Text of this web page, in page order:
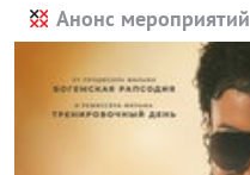
Анонс мероприятий